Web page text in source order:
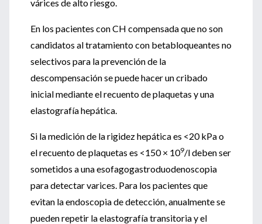
várices de alto riesgo.
En los pacientes con CH compensada que no son
candidatos al tratamiento con betabloqueantes no
selectivos para la prevención de la
descompensación se puede hacer un cribado
inicial mediante el recuento de plaquetas y una
elastografía hepática.
Si la medición de la rigidez hepática es <20 kPa o
el recuento de plaquetas es <150 × 109/l deben ser
sometidos a una esofagogastroduodenoscopia
para detectar varices. Para los pacientes que
evitan la endoscopia de detección, anualmente se
pueden repetir la elastografía transitoria y el